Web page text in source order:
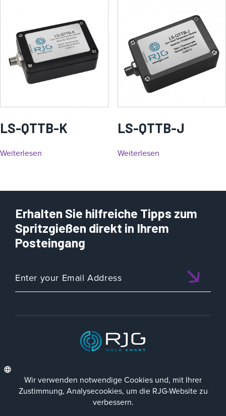
LS-QTTB-K
Weiterlesen
LS-QTTB-J
Weiterlesen
Erhalten Sie hilfreiche Tipps zum
Spritzgießen direkt in Ihrem
Posteingang